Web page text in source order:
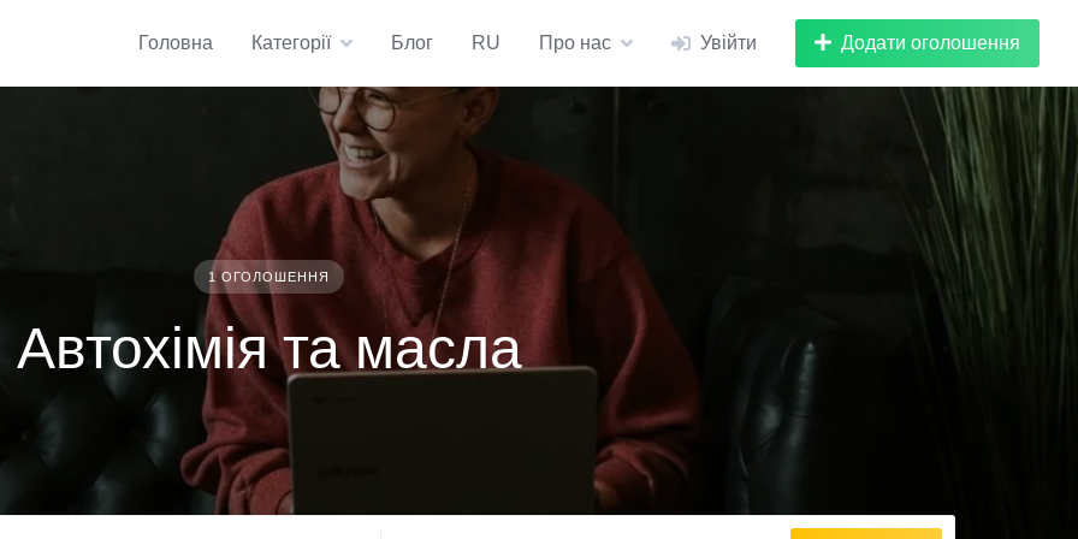
Головна Категорії Блог RU Про нас Увійти Додати оголошення
1 ОГОЛОШЕННЯ
Автохімія та масла